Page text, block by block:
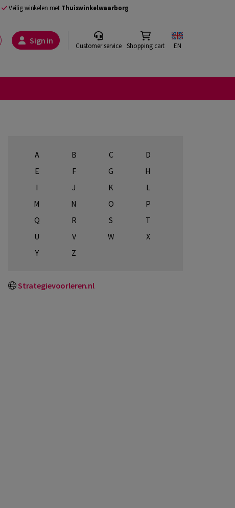
Veilig winkelen met Thuiswinkelwaarborg
Sign in Customer service Shopping cart EN
A B C
D
E
F G
H
I
J K
L
M
N O
P
Q
R S
T
U
V W
X
Y
Z
Strategievoorleren.nl